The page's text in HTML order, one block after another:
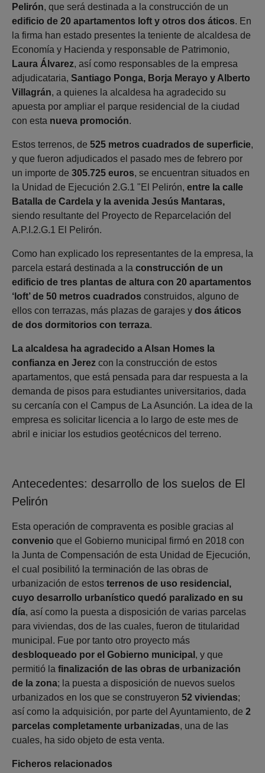
Ficheros relacionados
Pelirón, que será destinada a la construcción de un
edificio de 20 apartamentos loft y otros dos áticos. En
la firma han estado presentes la teniente de alcaldesa de
Economía y Hacienda y responsable de Patrimonio,
Laura Álvarez, así como responsables de la empresa
adjudicataria, Santiago Ponga, Borja Merayo y Alberto
Villagrán, a quienes la alcaldesa ha agradecido su
apuesta por ampliar el parque residencial de la ciudad
con esta nueva promoción.
Estos terrenos, de 525 metros cuadrados de superficie,
y que fueron adjudicados el pasado mes de febrero por
un importe de 305.725 euros, se encuentran situados en
la Unidad de Ejecución 2.G.1 "El Pelirón, entre la calle
Batalla de Cardela y la avenida Jesús Mantaras,
siendo resultante del Proyecto de Reparcelación del
A.P.I.2.G.1 El Pelirón.
Como han explicado los representantes de la empresa, la
parcela estará destinada a la construcción de un
edificio de tres plantas de altura con 20 apartamentos
‘loft’ de 50 metros cuadrados construidos, alguno de
ellos con terrazas, más plazas de garajes y dos áticos
de dos dormitorios con terraza.
La alcaldesa ha agradecido a Alsan Homes la
confianza en Jerez con la construcción de estos
apartamentos, que está pensada para dar respuesta a la
demanda de pisos para estudiantes universitarios, dada
su cercanía con el Campus de La Asunción. La idea de la
empresa es solicitar licencia a lo largo de este mes de
abril e iniciar los estudios geotécnicos del terreno.
Antecedentes: desarrollo de los suelos de El
Pelirón
Esta operación de compraventa es posible gracias al
convenio que el Gobierno municipal firmó en 2018 con
la Junta de Compensación de esta Unidad de Ejecución,
el cual posibilitó la terminación de las obras de
urbanización de estos terrenos de uso residencial,
cuyo desarrollo urbanístico quedó paralizado en su
día, así como la puesta a disposición de varias parcelas
para viviendas, dos de las cuales, fueron de titularidad
municipal. Fue por tanto otro proyecto más
desbloqueado por el Gobierno municipal , y que
permitió la finalización de las obras de urbanización
de la zona; la puesta a disposición de nuevos suelos
urbanizados en los que se construyeron 52 viviendas;
así como la adquisición, por parte del Ayuntamiento, de 2
parcelas completamente urbanizadas, una de las
cuales, ha sido objeto de esta venta.